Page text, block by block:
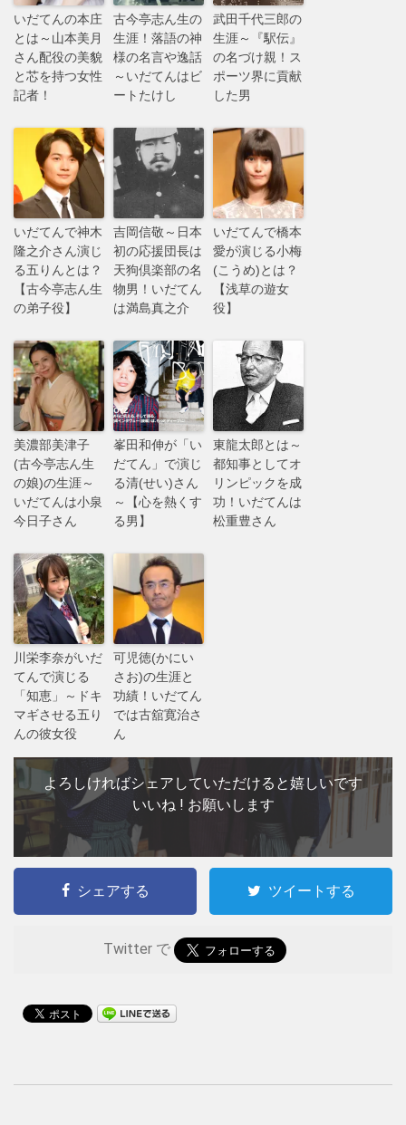
いだてんの本庄
とは～山本美月
さん配役の美貌
と芯を持つ女性
記者！
古今亭志ん生の
生涯！落語の神
様の名言や逸話
～いだてんはビ
ートたけし
武田千代三郎の
生涯～『駅伝』
の名づけ親！ス
ポーツ界に貢献
した男
いだてんで神木
隆之介さん演じ
る五りんとは？
【古今亭志ん生
の弟子役】
吉岡信敬～日本
初の応援団長は
天狗倶楽部の名
物男！いだてん
は満島真之介
いだてんで橋本
愛が演じる小梅
(こうめ)とは？
【浅草の遊女
役】
美濃部美津子
(古今亭志ん生
の娘)の生涯～
いだてんは小泉
今日子さん
峯田和伸が「い
だてん」で演じ
る清(せい)さん
～【心を熱くす
る男】
東龍太郎とは～
都知事としてオ
リンピックを成
功！いだてんは
松重豊さん
川栄李奈がいだ
てんで演じる
「知恵」～ドキ
マギさせる五り
んの彼女役
可児徳(かにい
さお)の生涯と
功績！いだてん
では古舘寛治さ
ん
よろしければシェアしていただけると嬉しいです
いいね ! お願いします
シェアする ツイートする
Twitter で